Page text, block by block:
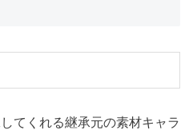
てくれる継承元の素材キャラ